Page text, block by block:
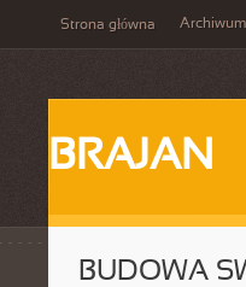
Strona główna Archiwum
BRAJAN
BUDOWA